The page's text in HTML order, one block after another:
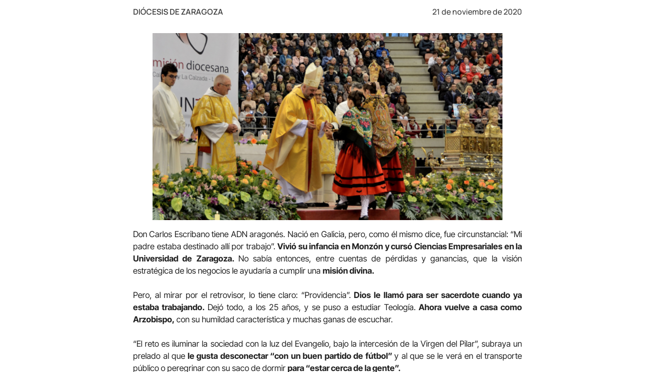
DIÓCESIS DE ZARAGOZA 21 de noviembre de 2020
Don Carlos Escribano tiene ADN aragonés. Nació en Galicia, pero, como él mismo dice, fue circunstancial: “Mi
padre estaba destinado allí por trabajo”. Vivió su infancia en Monzón y cursó Ciencias Empresariales en la
Universidad de Zaragoza. No sabía entonces, entre cuentas de pérdidas y ganancias, que la visión
estratégica de los negocios le ayudaría a cumplir una misión divina.
Pero, al mirar por el retrovisor, lo tiene claro: “Providencia”.Dios le llamó para ser sacerdote cuando ya
estaba trabajando. Dejó todo, a los 25 años, y se puso a estudiar Teología. Ahora vuelve a casa como
Arzobispo, con su humildad característica y muchas ganas de escuchar.
“El reto es iluminar la sociedad con la luz del Evangelio, bajo la intercesión de la Virgen del Pilar”, subraya un
prelado al que le gusta desconectar “con un buen partido de fútbol” y al que se le verá en el transporte
público o peregrinar con su saco de dormir para “estar cerca de la gente”.